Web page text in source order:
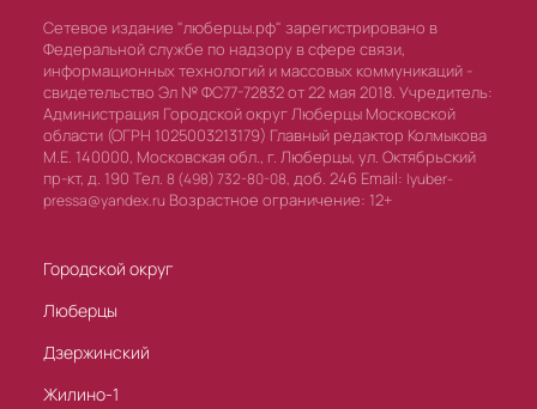
Сетевое издание "люберцы.рф" зарегистрировано в
Федеральной службе по надзору в сфере связи,
информационных технологий и массовых коммуникаций -
свидетельство Эл № ФС77-72832 от 22 мая 2018. Учредитель:
Администрация Городской округ Люберцы Московской
области (ОГРН 1025003213179) Главный редактор Колмыкова
М.Е. 140000, Московская обл., г. Люберцы, ул. Октябрьский
пр-кт, д. 190 Тел. 8 (498) 732-80-08, доб. 246 Email: lyuber-
pressa@yandex.ru Возрастное ограничение: 12+
Городской округ
Люберцы
Дзержинский
Жилино-1